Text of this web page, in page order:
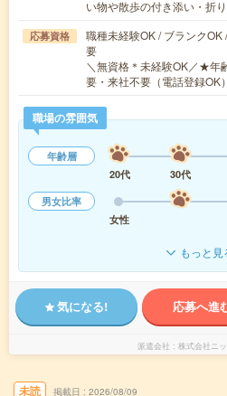
い物や散歩の付き添い・折
応募資格
職種未経験OK / ブランク
要
＼無資格＊未経験OK／★年
要・来社不要（電話登録
職場の雰囲気
年齢層
20代
30代
男女比率
女性
もっと見
気になる! 応募へ進
派遣会社 株式会社ニ
未読 掲載日 2026/08/09